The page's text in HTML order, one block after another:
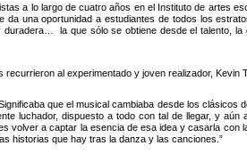
a lo largo de cuatro años en el Instituto de artes
una oportunidad a estudiantes de todos los
la que sólo se obtiene desde el talento, la
al experimentado y joven realizador, Kevin
que el musical cambiaba desde los clásicos
luchador, dispuesto a todo con tal de llegar, y aún
volver a captar la esencia de esa idea y casarla con
historias que hay tras la danza y las canciones.”